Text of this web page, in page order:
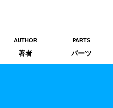
AUTHOR
著者
PARTS
パーツ